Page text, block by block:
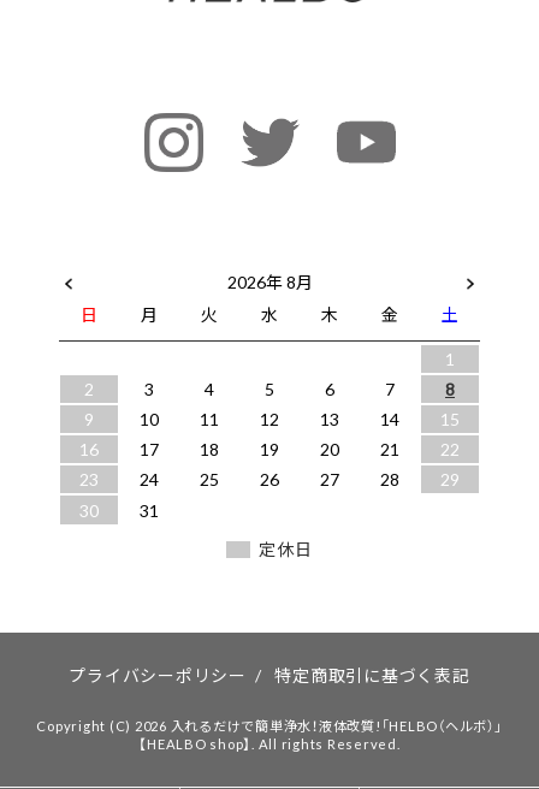
2026年 8月
日
月 火 水 木 金
土
1
2
3 4 5 6 7
8
9
10 11 12 13 14
15
16
17 18 19 20 21
22
23
24 25 26 27 28
29
30
31
定休日
プライバシーポリシー / 特定商取引に基づく表記
Copyright (C) 2026 入れるだけで簡単浄水！液体改質!「HELBO（ヘルボ）」
【HEALBO shop】. All rights Reserved.